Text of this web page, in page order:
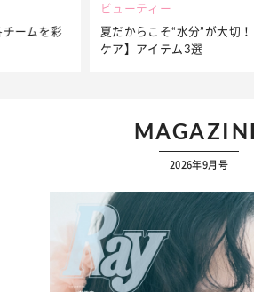
ビューティー
夏だからこそ“水分”が大切！くずれない
ケア】アイテム3選
2026年9月号